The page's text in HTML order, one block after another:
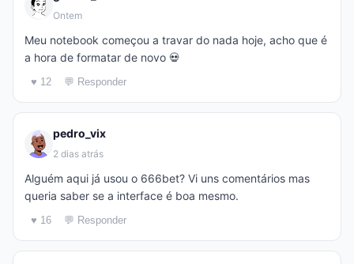
Ontem
Meu notebook começou a travar do nada hoje, acho que é
a hora de formatar de novo 💀
♥ 12 💬 Responder
pedro_vix
2 dias atrás
Alguém aqui já usou o 666bet? Vi uns comentários mas
queria saber se a interface é boa mesmo.
♥ 16 💬 Responder